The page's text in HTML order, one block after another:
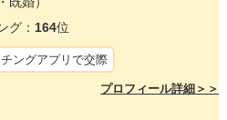
グ： 164位
ングアプリで交際
プロフィール詳細＞＞